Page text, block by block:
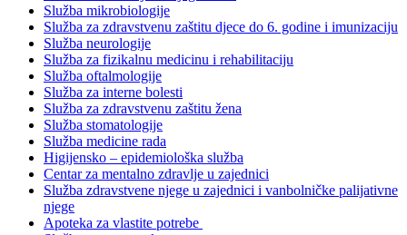
Služba mikrobiologije
Služba za zdravstvenu zaštitu djece do 6. godine i imunizaciju
Služba neurologije
Služba za fizikalnu medicinu i rehabilitaciju
Služba oftalmologije
Služba za interne bolesti
Služba za zdravstvenu zaštitu žena
Služba stomatologije
Služba medicine rada
Higijensko – epidemiološka služba
Centar za mentalno zdravlje u zajednici
Služba zdravstvene njege u zajednici i vanbolničke palijativne
njege
Apoteka za vlastite potrebe